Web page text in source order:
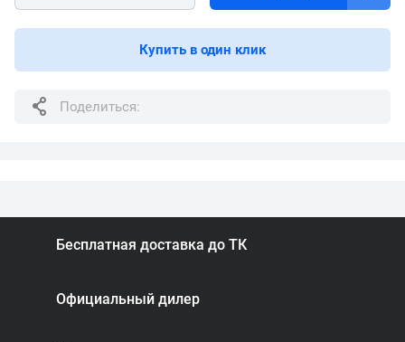
Купить в один клик
Поделиться:
Бесплатная доставка до ТК
Официальный дилер